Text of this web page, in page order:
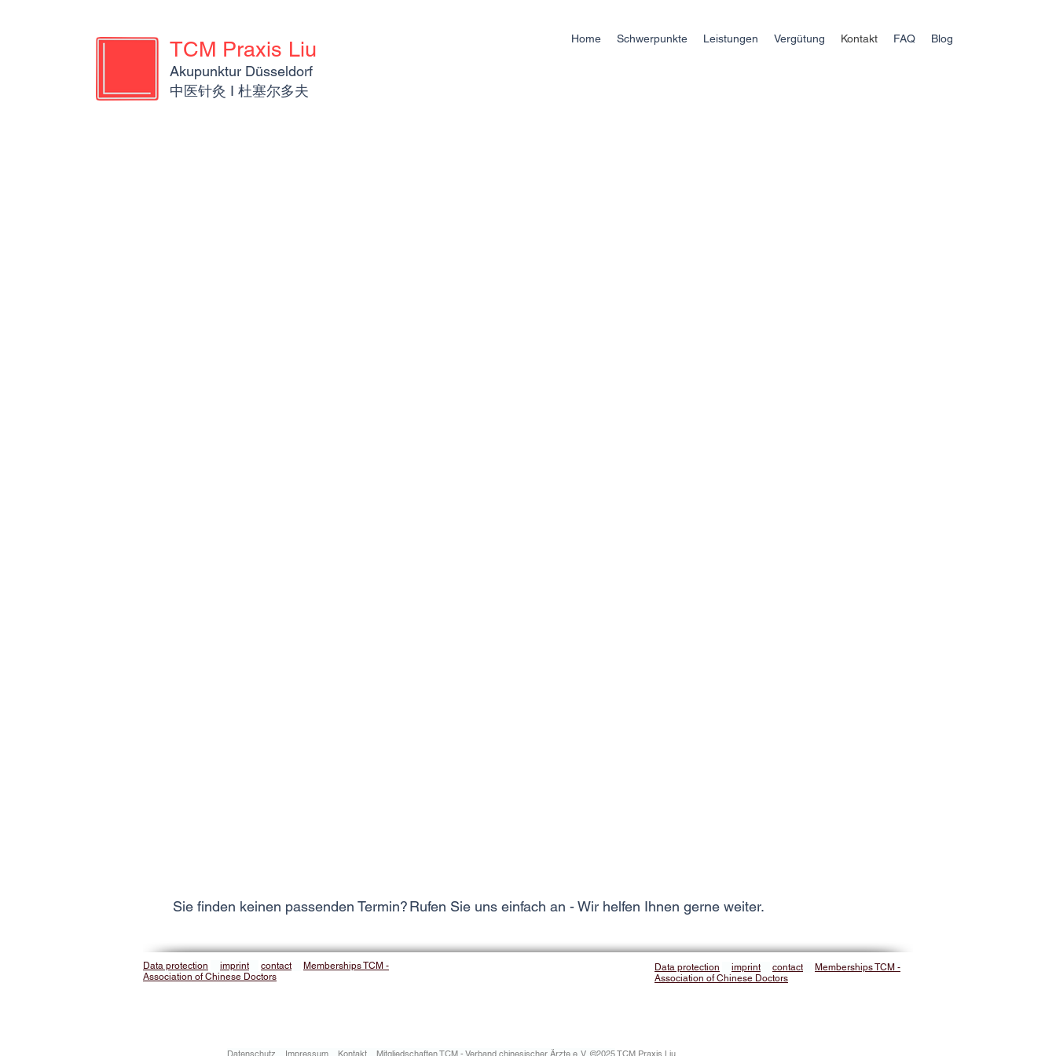
TCM Praxis Liu
Akupunktur Düsseldorf
​​中医针灸 I 杜塞尔多夫
Home Schwerpunkte Leistungen Vergütung Kontakt FAQ Blog
Sie finden keinen passenden Termin?Rufen Sie uns einfach an - Wir helfen Ihnen gerne weiter.
Data protection imprint contact
Memberships TCM -
Association of Chinese Doctors
Data protection imprint contact
Memberships TCM -
Association of Chinese Doctors
Datenschutz Impressum Kontakt Mitgliedschaften TCM - Verband chinesischer Ärzte e. V. ©2025TCM Praxis Liu